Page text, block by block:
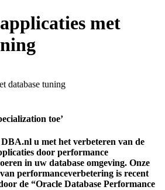
met
database tuning
toe’
u met het verbeteren van de
door performance
in uw database omgeving. Onze
performanceverbetering is recent
de “Oracle Database Performance